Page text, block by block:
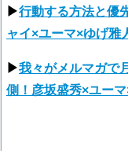
▶行動する方法と優
ャイ×ユーマ×ゆげ雅
▶我々がメルマガで
側！彦坂盛秀×ユー